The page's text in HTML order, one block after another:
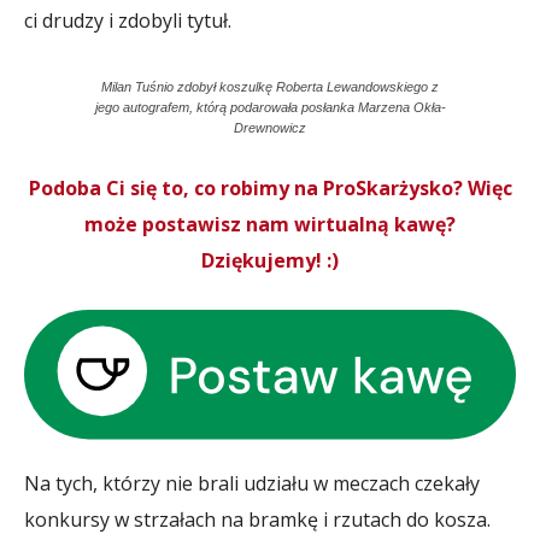
ci drudzy i zdobyli tytuł.
Milan Tuśnio zdobył koszulkę Roberta Lewandowskiego z
jego autografem, którą podarowała posłanka Marzena Okła-
Drewnowicz
Podoba Ci się to, co robimy na ProSkarżysko? Więc
może postawisz nam wirtualną kawę?
Dziękujemy! :)
Na tych, którzy nie brali udziału w meczach czekały
konkursy w strzałach na bramkę i rzutach do kosza.